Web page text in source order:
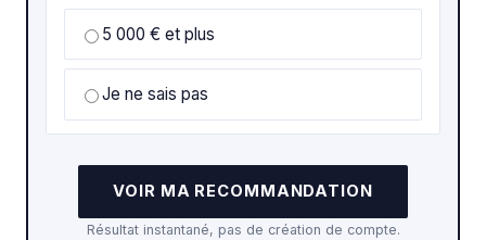
5 000 € et plus
Je ne sais pas
VOIR MA RECOMMANDATION
Résultat instantané, pas de création de compte.